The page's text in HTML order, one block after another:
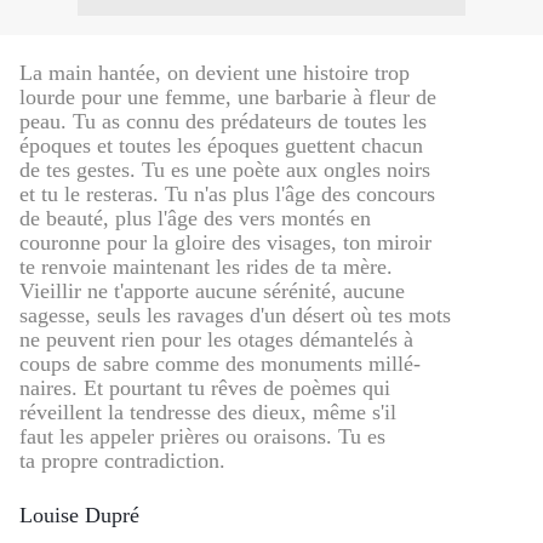
La main hantée, on devient une histoire trop
lourde pour une femme, une barbarie à fleur de
peau. Tu as connu des prédateurs de toutes les
époques et toutes les époques guettent chacun
de tes gestes. Tu es une poète aux ongles noirs
et tu le resteras. Tu n'as plus l'âge des concours
de beauté, plus l'âge des vers montés en
couronne pour la gloire des visages, ton miroir
te renvoie maintenant les rides de ta mère.
Vieillir ne t'apporte aucune sérénité, aucune
sagesse, seuls les ravages d'un désert où tes mots
ne peuvent rien pour les otages démantelés à
coups de sabre comme des monuments millé-
naires. Et pourtant tu rêves de poèmes qui
réveillent la tendresse des dieux, même s'il
faut les appeler prières ou oraisons. Tu es
ta propre contradiction.
Louise Dupré